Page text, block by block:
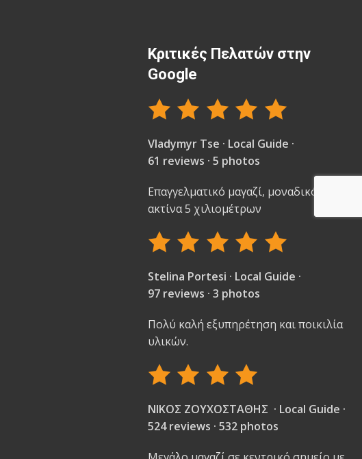
Κριτικές Πελατών στην
Google
Vladymyr Tse · Local Guide ·
61 reviews · 5 photos
Επαγγελματικό μαγαζί, μοναδικό στην
ακτίνα 5 χιλιομέτρων
Stelina Portesi · Local Guide ·
97 reviews · 3 photos
Πολύ καλή εξυπηρέτηση και ποικιλία
υλικών.
ΝΙΚΟΣ ΖΟΥΧΟΣΤΑΘΗΣ · Local Guide ·
524 reviews · 532 photos